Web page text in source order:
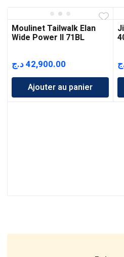
Moulinet Tailwalk Elan
Wide Power II 71BL
42,900.00د.ج
Ajouter au panier